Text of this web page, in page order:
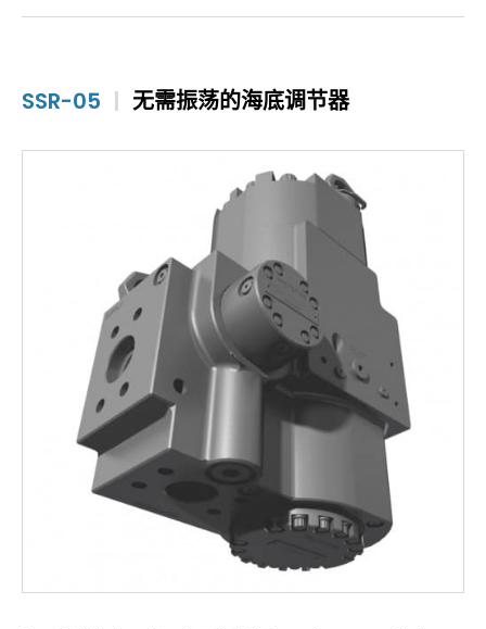
SSR-05 | 无需振荡的海底调节器